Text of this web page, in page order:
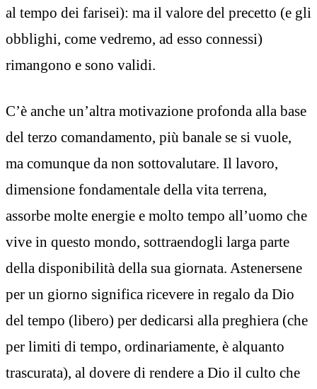
al tempo dei farisei): ma il valore del precetto (e gli
obblighi, come vedremo, ad esso connessi)
rimangono e sono validi.
C’è anche un’altra motivazione profonda alla base
del terzo comandamento, più banale se si vuole,
ma comunque da non sottovalutare. Il lavoro,
dimensione fondamentale della vita terrena,
assorbe molte energie e molto tempo all’uomo che
vive in questo mondo, sottraendogli larga parte
della disponibilità della sua giornata. Astenersene
per un giorno significa ricevere in regalo da Dio
del tempo (libero) per dedicarsi alla preghiera (che
per limiti di tempo, ordinariamente, è alquanto
trascurata), al dovere di rendere a Dio il culto che